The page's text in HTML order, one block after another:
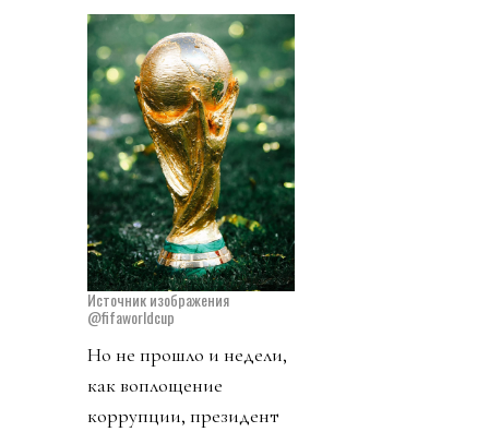
Источник изображения
@fifaworldcup
Но не прошло и недели,
как воплощение
коррупции, президент